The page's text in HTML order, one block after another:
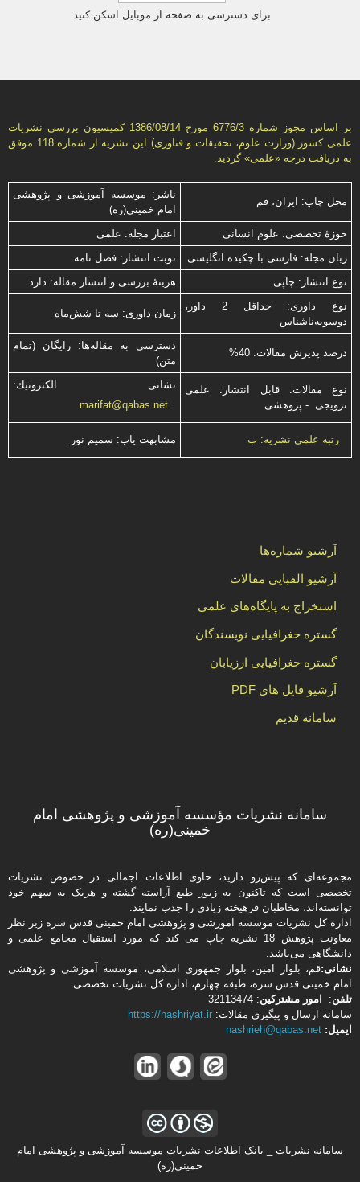
برای دسترسی به صفحه از موبایل اسکن کنید
بر اساس مجوز شماره 6776/3 مورخ 1386/08/14 كمیسیون بررسى نشریات
علمى كشور (وزارت علوم، تحقیقات و فناورى) این نشریه از شماره 118 موفق
به دریافت درجه «علمى» گردید.
محل چاپ: ایران، قم
ناشر: موسسه آموزشی و پژوهشی
امام خمینی(ره)
حوزۀ تخصصی: علوم انسانی
اعتبار مجله: علمی
زبان مجله: فارسی با چكیده انگلیسی
نوبت انتشار: فصل نامه
نوع انتشار: چاپی
هزینۀ بررسی و انتشار مقاله: دارد
نوع داوری: حداقل 2 داور،
دوسویه‌ناشناس
زمان داوری: سه تا شش‌ماه
درصد پذیرش مقالات: 40%
دسترسی به مقاله‌ها: رایگان (تمام
متن)
نوع مقالات: قابل انتشار: علمی
ترویجی - پژوهشی
نشانی الكترونیك:
marifat@qabas.net
رتبه علمی نشریه: ب مشابهت ياب: سميم نور
آرشیو شماره‌ها
آرشیو الفبایی مقالات
استخراج به پایگاه‌های علمی
گستره جغرافیایی نویسندگان
گستره جغرافیایی ارزیابان
آرشیو فایل های PDF
سامانه قدیم
سامانه نشریات مؤسسه آموزشی و پژوهشی امام
خمینی(ره)
مجموعه‌ای که پیش‌رو دارید،‌ حاوی اطلاعات اجمالی در خصوص نشریات
تخصصی است که تاکنون به زیور طبع آراسته گشته و هریک به سهم خود
توانسته‌اند، مخاطبان فرهیخته‌ زیادی را جذب نمایند.
اداره كل نشریات موسسه آموزشی و پژوهشی امام خمینی قدس سره زیر نظر
معاونت پژوهش 18 نشریه چاپ می کند که مورد استقبال مجامع علمی و
دانشگاهی می‌باشد.
نشانی:قم، بلوار امین، بلوار جمهوری اسلامی، موسسه آموزشی و پژوهشی
امام خمینی قدس سره، طبقه چهارم، اداره كل نشریات تخصصی.
تلفن: امور مشتركین: 32113474
سامانه ارسال و پیگیری مقالات: https://nashriyat.ir
ایمیل: nashrieh@qabas.net
سامانه نشریات _ بانک اطلاعات نشریات موسسه آموزشی و پژوهشی امام
خمینی(ره)